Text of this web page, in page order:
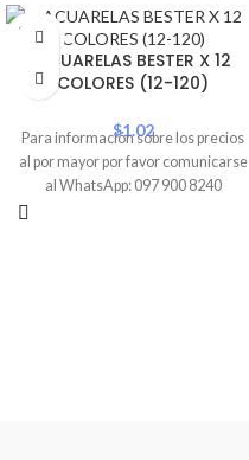
SOLD
OUT
ACUARELAS BESTER X 12
COLORES (12-120)
$1.02
Para información sobre los precios
al por mayor por favor comunicarse
al WhatsApp: 097 900 8240